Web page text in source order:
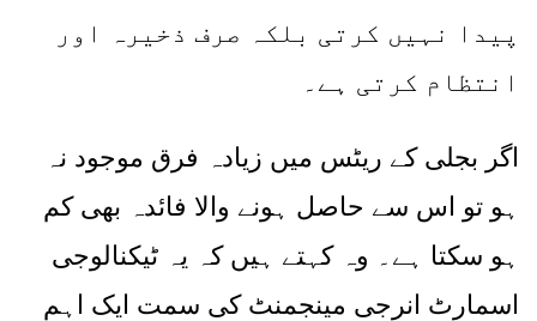
پیدا نہیں کرتی بلکہ صرف ذخیرہ اور
انتظام کرتی ہے۔
اگر بجلی کے ریٹس میں زیادہ فرق موجود نہ
ہو تو اس سے حاصل ہونے والا فائدہ بھی کم
ہو سکتا ہے۔ وہ کہتے ہیں کہ یہ ٹیکنالوجی
اسمارٹ انرجی مینجمنٹ کی سمت ایک اہم